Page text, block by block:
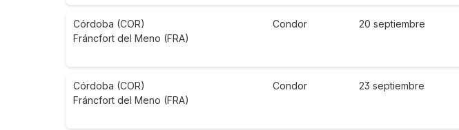
Córdoba (COR)
Fráncfort del Meno (FRA)
Condor 20 septiembre
Córdoba (COR)
Fráncfort del Meno (FRA)
Condor 23 septiembre